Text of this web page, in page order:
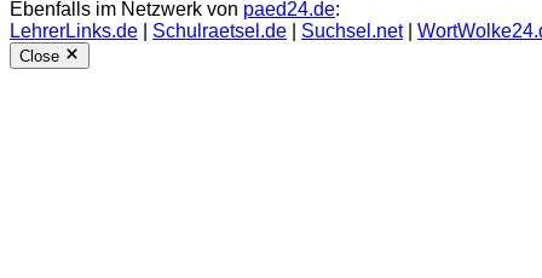
Ebenfalls im Netzwerk von paed24.de:
LehrerLinks.de
Schulraetsel.de Suchsel.net|
Close